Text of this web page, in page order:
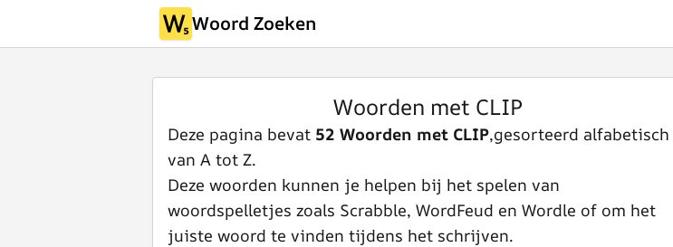
Woord Zoeken
Woorden met CLIP
Deze pagina bevat 52 Woorden met CLIP,gesorteerd alfabetisch
van A tot Z.
Deze woorden kunnen je helpen bij het spelen van
woordspelletjes zoals Scrabble, WordFeud en Wordle of om het
juiste woord te vinden tijdens het schrijven.